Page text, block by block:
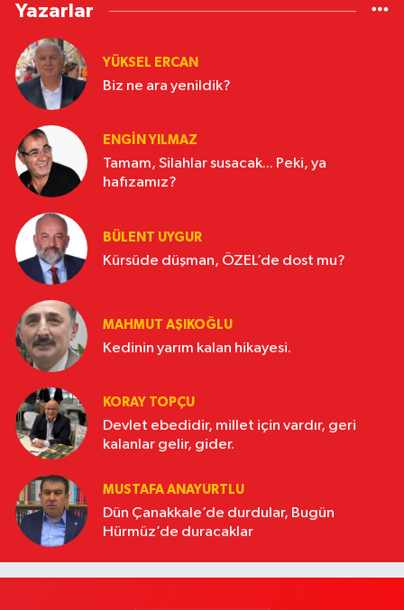
Yazarlar
YÜKSEL ERCAN
Biz ne ara yenildik?
ENGİN YILMAZ
Tamam, Silahlar susacak... Peki, ya
hafızamız?
BÜLENT UYGUR
Kürsüde düşman, ÖZEL’de dost mu?
MAHMUT AŞIKOĞLU
Kedinin yarım kalan hikayesi.
KORAY TOPÇU
Devlet ebedidir, millet için vardır, geri
kalanlar gelir, gider.
MUSTAFA ANAYURTLU
Dün Çanakkale’de durdular, Bugün
Hürmüz’de duracaklar